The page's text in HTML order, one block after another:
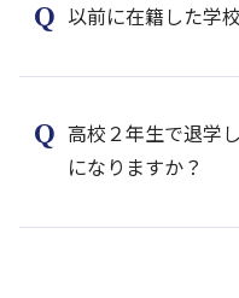
以前に在籍した学
高校２年生で退学
になりますか？